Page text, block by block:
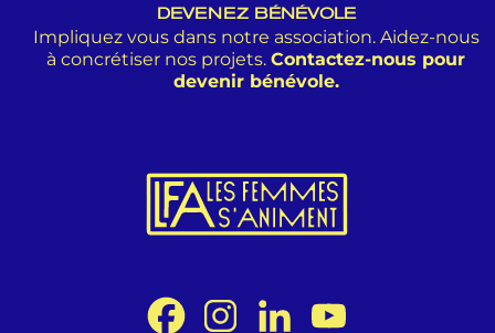
DEVENEZ BÉNÉVOLE
Impliquez vous dans notre association. Aidez-nous
à concrétiser nos projets. Contactez-nous pour
devenir bénévole.